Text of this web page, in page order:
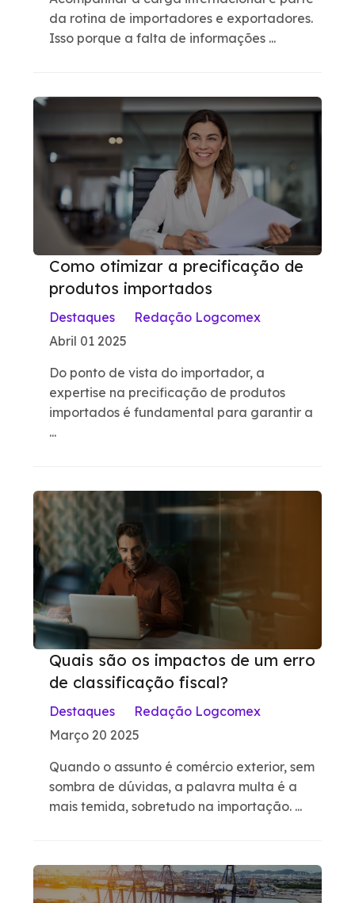
da rotina de importadores e exportadores.
Isso porque a falta de informações ...
Como otimizar a precificação de
produtos importados
Destaques
Redação Logcomex
Abril 01 2025
Do ponto de vista do importador, a
expertise na precificação de produtos
importados é fundamental para garantir a
...
Quais são os impactos de um erro
de classificação fiscal?
Destaques
Redação Logcomex
Março 20 2025
Quando o assunto é comércio exterior, sem
sombra de dúvidas, a palavra multa é a
mais temida, sobretudo na importação. ...